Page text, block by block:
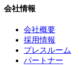
会社情報
会社概要
採用情報
プレスルーム
パートナー